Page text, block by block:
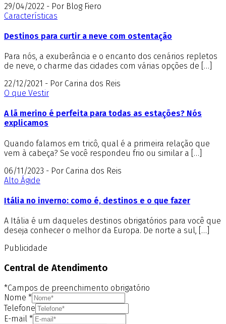
29/04/2022 - Por Blog Fiero
Características
Destinos para curtir a neve com ostentação
Para nós, a exuberância e o encanto dos cenários repletos
de neve, o charme das cidades com várias opções de […]
22/12/2021 - Por Carina dos Reis
O que Vestir
A lã merino é perfeita para todas as estações? Nós
explicamos
Quando falamos em tricô, qual é a primeira relação que
vem à cabeça? Se você respondeu frio ou similar a […]
06/11/2023 - Por Carina dos Reis
Alto Ágide
Itália no inverno: como é, destinos e o que fazer
A Itália é um daqueles destinos obrigatórios para você que
deseja conhecer o melhor da Europa. De norte a sul, […]
Publicidade
Central de Atendimento
*Campos de preenchimento obrigatório
Nome *
Telefone
E-mail *